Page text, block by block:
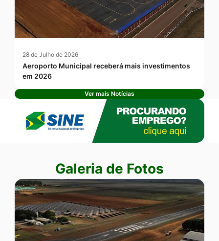
28 de Julho de 2026
Aeroporto Municipal receberá mais investimentos
em 2026
Ver mais Notícias
Seção Galeria de Fotos
Galeria de Fotos